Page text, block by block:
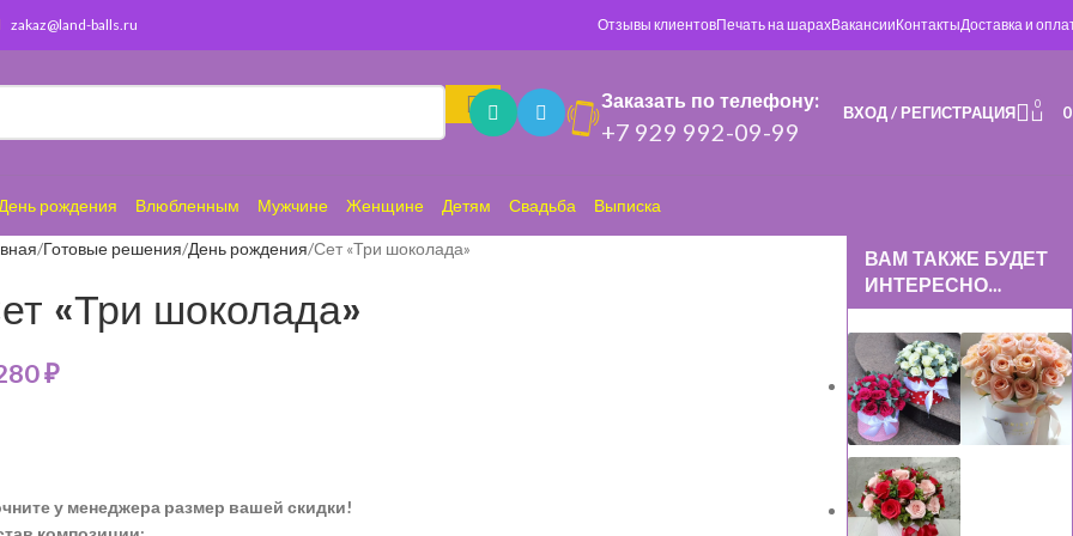
zakaz@land-balls.ru Отзывы клиентовПечать на шарахВакансииКонтактыДоставка и
Заказать по телефону:
+7 929 992-09-99
ВХОД / РЕГИСТРАЦИЯ 0
День рождения Влюбленным Мужчине Женщине Детям Свадьба Выписка
Готовые решения День рождения Сет «Три шоколада»
«Три шоколада»
₽
у менеджера размер вашей скидки!
ВАМ ТАКЖЕ БУДЕТ
ИНТЕРЕСНО…